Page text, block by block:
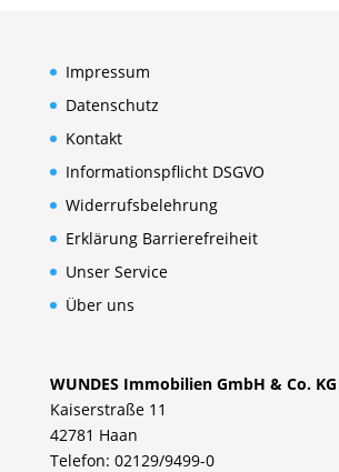
Impressum
Datenschutz
Kontakt
Informationspflicht DSGVO
Widerrufsbelehrung
Erklärung Barrierefreiheit
Unser Service
Über uns
WUNDES Immobilien GmbH & Co. KG
Kaiserstraße 11
42781 Haan
Telefon: 02129/9499-0